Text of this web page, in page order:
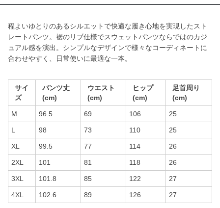
程よいゆとりのあるシルエットで快適な履き心地を実現したスト
レートパンツ。裾のリブ仕様でスウェットパンツならではのカジ
ュアル感を演出。シンプルなデザインで様々なコーディネートに
合わせやすく、日常使いに最適な一本。
サイ
ズ
パンツ丈
(cm)
ウエスト
(cm)
ヒップ
(cm)
足首周り
(cm)
M 96.5 69 106 25
L 98 73 110 25
XL 99.5 77 114 26
2XL 101 81 118 26
3XL 101.8 85 122 27
4XL 102.6 89 126 27